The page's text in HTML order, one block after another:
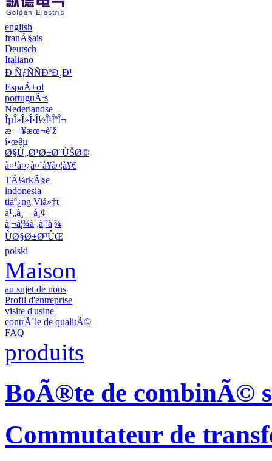
english
franÃ§ais
Deutsch
Italiano
Ð ÑƒÑÑÐºÐ¸Ð¹
EspaÃ±ol
portuguÃªs
Nederlandse
ÎµÎ»Î»Î·Î½Î¹ÎºÎ¬
æ—¥æœ¬èªž
í•œêµ­
Ø§Ù„Ø¹Ø±Ø¨ÙŠØ©
à¤¹à¤¿à¤¨à¥à¤¦à¥€
TÃ¼rkÃ§e
indonesia
tiáº¿ng Viá»‡t
à¹„à¸—à¸¢
à¦¬à¦¾à¦‚à¦²à¦¾
ÙØ§Ø±Ø³ÛŒ
polski
Maison
au sujet de nous
Profil d'entreprise
visite d'usine
contrÃ´le de qualitÃ©
FAQ
produits
BoÃ®te de combinÃ©
Commutateur de